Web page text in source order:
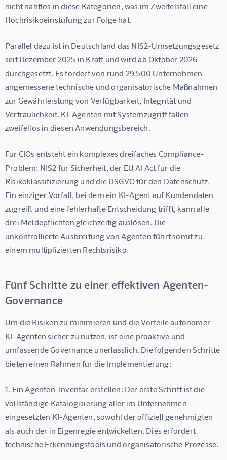
nicht nahtlos in diese Kategorien, was im Zweifelsfall eine
Hochrisikoeinstufung zur Folge hat.
Parallel dazu ist in Deutschland das NIS2-Umsetzungsgesetz
seit Dezember 2025 in Kraft und wird ab Oktober 2026
durchgesetzt. Es fordert von rund 29.500 Unternehmen
angemessene technische und organisatorische Maßnahmen
zur Gewährleistung von Verfügbarkeit, Integrität und
Vertraulichkeit. KI-Agenten mit Systemzugriff fallen
zweifellos in diesen Anwendungsbereich.
Für CIOs entsteht ein komplexes dreifaches Compliance-
Problem: NIS2 für Sicherheit, der EU AI Act für die
Risikoklassifizierung und die DSGVO für den Datenschutz.
Ein einziger Vorfall, bei dem ein KI-Agent auf Kundendaten
zugreift und eine fehlerhafte Entscheidung trifft, kann alle
drei Meldepflichten gleichzeitig auslösen. Die
unkontrollierte Ausbreitung von Agenten führt somit zu
einem multiplizierten Rechtsrisiko.
Fünf Schritte zu einer effektiven Agenten-
Governance
Um die Risiken zu minimieren und die Vorteile autonomer
KI-Agenten sicher zu nutzen, ist eine proaktive und
umfassende Governance unerlässlich. Die folgenden Schritte
bieten einen Rahmen für die Implementierung:
1. Ein Agenten-Inventar erstellen: Der erste Schritt ist die
vollständige Katalogisierung aller im Unternehmen
eingesetzten KI-Agenten, sowohl der offiziell genehmigten
als auch der in Eigenregie entwickelten. Dies erfordert
technische Erkennungstools und organisatorische Prozesse.